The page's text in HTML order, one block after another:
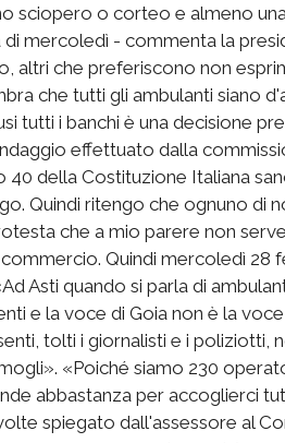
sciopero o corteo e almeno
mercoledì - commenta la
altri che preferiscono non
che tutti gli ambulanti siano
tutti i banchi è una decisione
effettuato dalla
della Costituzione Italiana
Quindi ritengo che ognuno di
che a mio parere non
Quindi mercoledì 28
Asti quando si parla di
e la voce di Goia non è la
tolti i giornalisti e i poliziotti,
«Poiché siamo 230
abbastanza per accoglierci
spiegato dall'assessore al